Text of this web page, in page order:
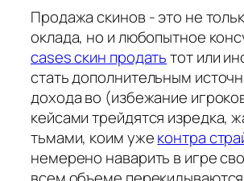
Продажа скинов - это не
оклада, но и любопытное
cases скин продатьтот или
стать дополнительным
дохода во (избежание
кейсами трейдятся изредка,
тьмами, коим ужеконтра
немерено наварить в игре